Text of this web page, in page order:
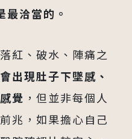
洽當的。
紅、破水、陣痛之
出現肚子下墜感、
覺 ，但並非每個人
兆，如果擔心自己